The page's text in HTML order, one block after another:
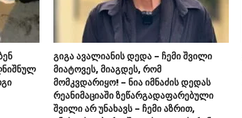
გიგა ავალიანის დედა – ჩემი შვილი
მიატოვეს, მიაგდეს, რომ
მომკვდარიყო! – ნია იმნაძის დედას
რეანიმაციაში ზეწარგადაფარებული
შვილი არ უნახავს – ჩემი აზრით,